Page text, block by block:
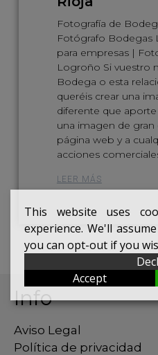
Fotografía de
Fotógrafo Bodegas
para empresas |
Logroño Si vuestro
Bodega o esta
queréis crear una
diferente que aporte
una imagen de gran
página web y a
acciones
LEER MÁS
Info
Aviso Legal
Política de privacidad
This website uses
experience. We'll
you can opt-out if you
Accept